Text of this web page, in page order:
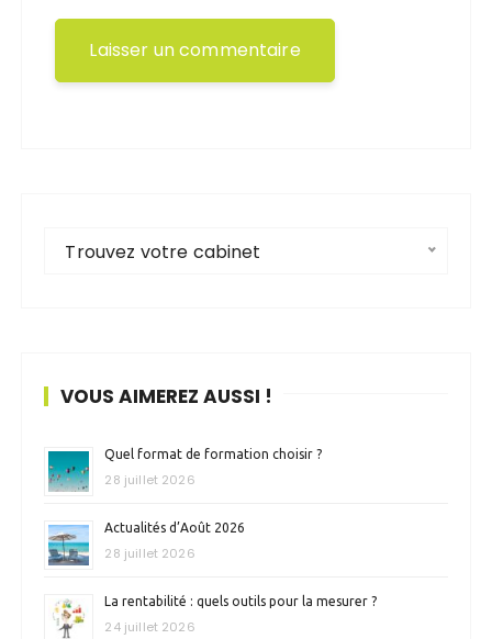
Trouvez votre cabinet
VOUS AIMEREZ AUSSI !
Quel format de formation choisir ?
28 juillet 2026
Actualités d’Août 2026
28 juillet 2026
La rentabilité : quels outils pour la mesurer ?
24 juillet 2026